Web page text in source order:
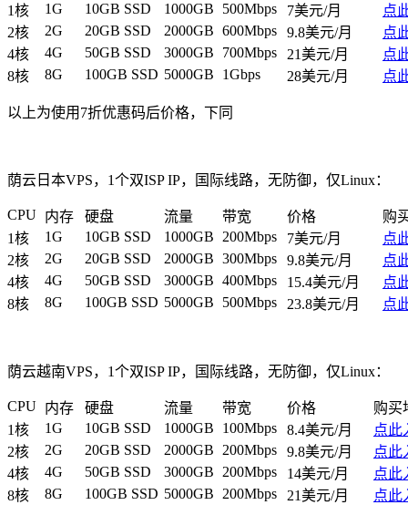
1核
1G 10GB SSD 1000GB 500Mbps 7美元/月
点
2核
2G 20GB SSD 2000GB 600Mbps 9.8美元/月
点
4核
4G 50GB SSD 3000GB 700Mbps 21美元/月
点
8核
8G 100GB SSD 5000GB 1Gbps 28美元/月 点
以上为使用7折优惠码后价格，下同
荫云日本VPS，1个双ISP IP，国际线路，无防御，仅Linux：
CPU 内存 硬盘 流量 带宽 价格
购
1核
1G 10GB SSD 1000GB 200Mbps 7美元/月
点
2核
2G 20GB SSD 2000GB 300Mbps 9.8美元/月
点
4核
4G 50GB SSD 3000GB 400Mbps 15.4美元/月
点
8核
8G 100GB SSD 5000GB 500Mbps 23.8美元/月 点
荫云越南VPS，1个双ISP IP，国际线路，无防御，仅Linux：
CPU 内存 硬盘 流量 带宽 价格
购买
1核
1G 10GB SSD 1000GB 100Mbps 8.4美元/月
点此
2核
2G 20GB SSD 2000GB 200Mbps 9.8美元/月
点此
4核
4G 50GB SSD 3000GB 200Mbps 14美元/月
点此
8核
8G 100GB SSD 5000GB 200Mbps 21美元/月 点此